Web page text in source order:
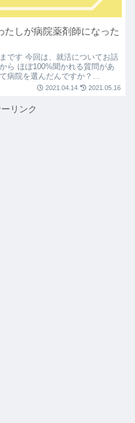
たしが病院薬剤師になった
です 今回は、就活についてお話
ら ほぼ100%聞かれる質問があ
病院を選んだんですか？...
2021.04.14 2021.05.16
リンク